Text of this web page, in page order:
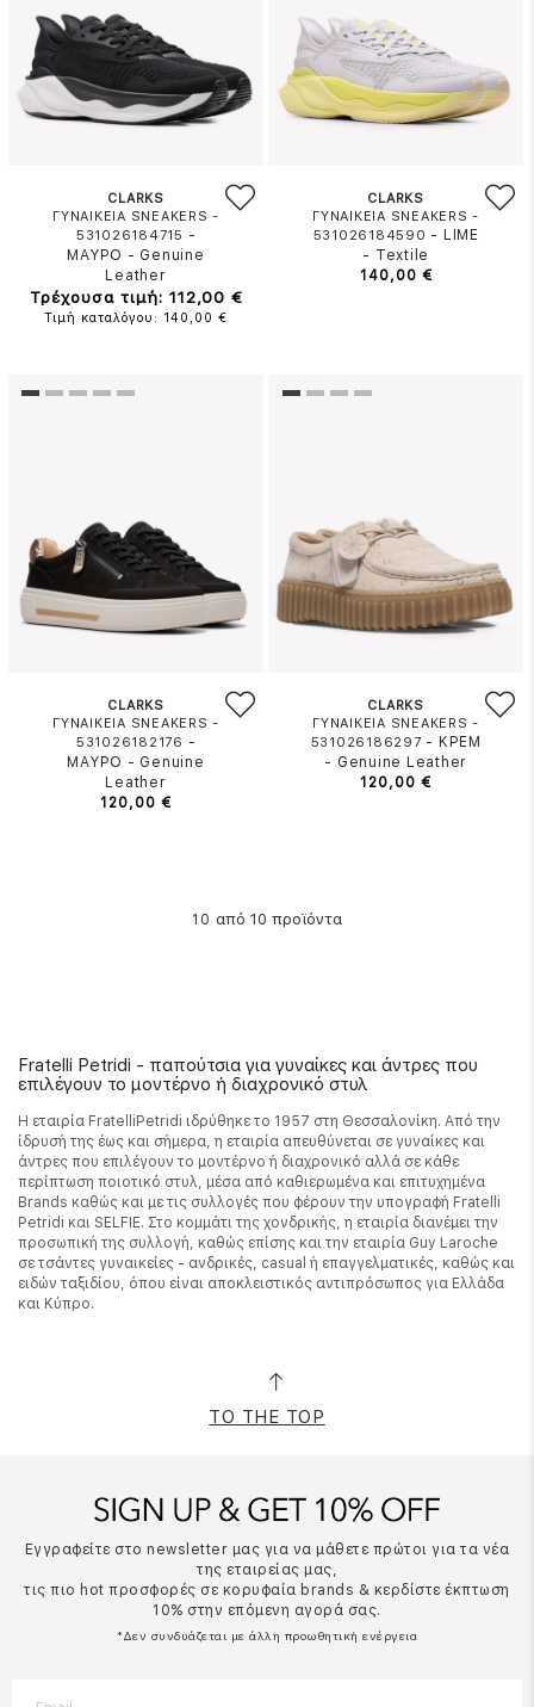
CLARKS
ΓΥΝΑΙΚΕΙΑ SNEAKERS -
531026184715 -
ΜΑΥΡΟ - Genuine
Leather
Τρέχουσα τιμή: 112,00 €
Τιμή καταλόγου: 140,00 €
CLARKS
ΓΥΝΑΙΚΕΙΑ SNEAKERS -
531026184590 - LIME
- Textile
140,00 €
CLARKS
ΓΥΝΑΙΚΕΙΑ SNEAKERS -
531026182176 -
ΜΑΥΡΟ - Genuine
Leather
120,00 €
CLARKS
ΓΥΝΑΙΚΕΙΑ SNEAKERS -
531026186297 - ΚΡΕΜ
- Genuine Leather
120,00 €
10 από 10 προϊόντα
Fratelli Petridi - παπούτσια για γυναίκες και άντρες που
επιλέγουν το μοντέρνο ή διαχρονικό στυλ
Η εταιρία FratelliPetridi ιδρύθηκε το 1957 στη Θεσσαλονίκη. Από την
ίδρυσή της έως και σήμερα, η εταιρία απευθύνεται σε γυναίκες και
άντρες που επιλέγουν το μοντέρνο ή διαχρονικό αλλά σε κάθε
περίπτωση ποιοτικό στυλ, μέσα από καθιερωμένα και επιτυχημένα
Brands καθώς και με τις συλλογές που φέρουν την υπογραφή Fratelli
Petridi και SELFIE. Στο κομμάτι της χονδρικής, η εταιρία διανέμει την
προσωπική της συλλογή, καθώς επίσης και την εταιρία Guy Laroche
σε τσάντες γυναικείες - ανδρικές, casual ή επαγγελματικές, καθώς και
ειδών ταξιδίου, όπου είναι αποκλειστικός αντιπρόσωπος για Ελλάδα
και Κύπρο.
TO THE TOP
Εγγραφείτε στο newsletter μας για να μάθετε πρώτοι για τα νέα
της εταιρείας μας,
τις πιο hot προσφορές σε κορυφαία brands & κερδίστε έκπτωση
10% στην επόμενη αγορά σας.
*Δεν συνδυάζεται με άλλη προωθητική ενέργεια